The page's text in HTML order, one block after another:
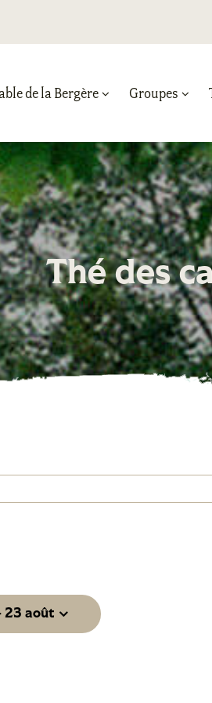
de la Bergère Groupes
Thé des
23 août